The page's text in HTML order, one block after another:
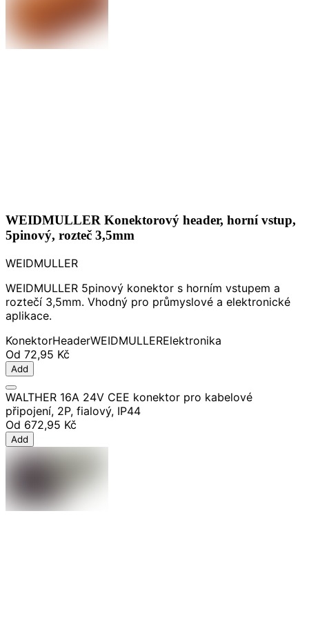
WEIDMULLER Konektorový header, horní vstup,
5pinový, rozteč 3,5mm
WEIDMULLER
WEIDMULLER 5pinový konektor s horním vstupem a
roztečí 3,5mm. Vhodný pro průmyslové a elektronické
aplikace.
KonektorHeaderWEIDMULLERElektronika
Od 72,95 Kč
Add
WALTHER 16A 24V CEE konektor pro kabelové
připojení, 2P, fialový, IP44
Od 672,95 Kč
Add